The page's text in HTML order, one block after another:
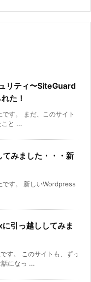
リティ〜SiteGuard
た！
す。 まだ、このサイト
こと ...
みました・・・新
す。 新しいWordpress
引っ越ししてみま
す。 このサイトも、ずっ
話になっ ...